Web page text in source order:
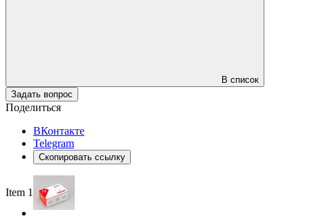
В список
Задать вопрос
Поделиться
ВКонтакте
Telegram
Скопировать ссылку
Item 1 of 2